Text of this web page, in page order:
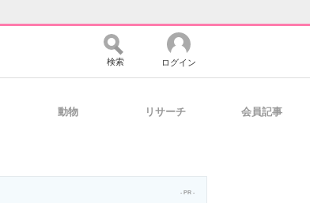
検索 ログイン
動物 リサーチ 会員記事
- PR -